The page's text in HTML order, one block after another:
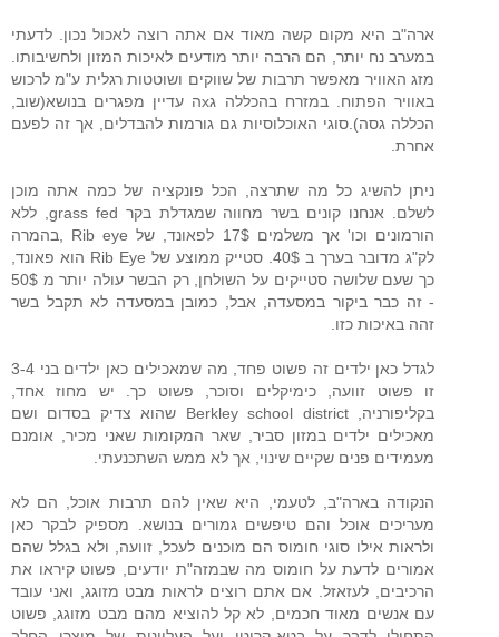
ארה"ב היא מקום קשה מאוד אם אתה רוצה לאכול נכון. לדעתי
במערב נח יותר, הם הרבה יותר מודעים לאיכות המזון ולחשיבותו.
מזג האוויר מאפשר תרבות של שווקים ושוטטות רגלית ע"מ לרכוש
באוויר הפתוח. במזרח בהכללה גxה עדיין מפגרים בנושא(שוב,
הכללה גסה).סוגי האוכלוסיות גם גורמות להבדלים, אך זה לפעם
אחרת.
ניתן להשיג כל מה שתרצה, הכל פונקציה של כמה אתה מוכן
לשלם. אנחנו קונים בשר מחווה שמגדלת בקר grass fed, ללא
הורמונים וכו' אך משלמים 17$ לפאונד, של Rib eye ,בהמרה
לק"ג מדובר בערך ב 40$. סטייק ממוצע של Rib Eye הוא פאונד,
כך שעם שלושה סטייקים על השולחן, רק הבשר עולה יותר מ 50$
- זה כבר ביקור במסעדה, אבל, כמובן במסעדה לא תקבל בשר
זהה באיכות כזו.
לגדל כאן ילדים זה פשוט פחד, מה שמאכילים כאן ילדים בני 3-4
זו פשוט זוועה, כימיקלים וסוכר, פשוט כך. יש מחוז אחד,
בקליפורניה, Berkley school district שהוא צדיק בסדום ושם
מאכילים ילדים במזון סביר, שאר המקומות שאני מכיר, אומנם
מעמידים פנים שקיים שינוי, אך לא ממש השתכנעתי.
הנקודה בארה"ב, לטעמי, היא שאין להם תרבות אוכל, הם לא
מעריכים אוכל והם טיפשים גמורים בנושא. מספיק לבקר כאן
ולראות אילו סוגי חומוס הם מוכנים לעכל, זוועה, ולא בגלל שהם
אמורים לדעת על חומוס מה שבמזה"ת יודעים, פשוט קיראו את
הרכיבים, לעזאזל. אם אתם רוצים לראות מבט מזוגג, ואני עובד
עם אנשים מאוד חכמים, לא קל להוציא מהם מבט מזוגג, פשוט